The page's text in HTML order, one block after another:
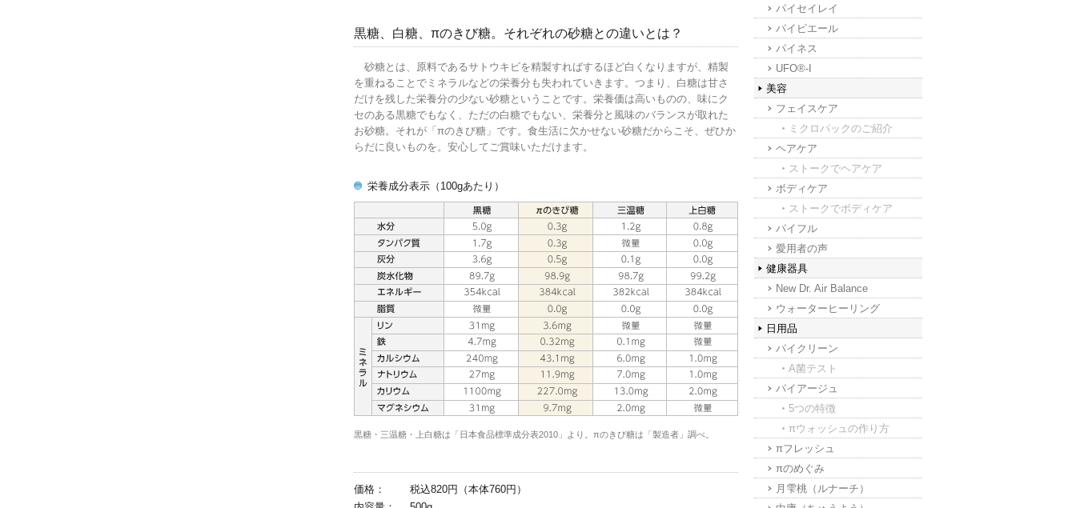
黒糖、白糖、πのきび糖。それぞれの砂糖との違いとは？
砂糖とは、原料であるサトウキビを精製すればするほど白くなりますが、精製
を重ねることでミネラルなどの栄養分も失われていきます。つまり、白糖は甘さ
だけを残した栄養分の少ない砂糖ということです。栄養価は高いものの、味にク
セのある黒糖でもなく、ただの白糖でもない、栄養分と風味のバランスが取れた
お砂糖。それが「πのきび糖」です。食生活に欠かせない砂糖だからこそ、ぜひか
らだに良いものを。安心してご賞味いただけます。
栄養成分表示（100gあたり）
黒糖・三温糖・上白糖は「日本食品標準成分表2010」より。πのきび糖は「製造者」調べ。
価格：
税込820円（本体760円）
パイセイレイ
パイピエール
パイネス
UFO®-I
美容
フェイスケア
ミクロパックのご紹介
ヘアケア
ストークでヘアケア
ボディケア
ストークでボディケア
パイフル
愛用者の声
健康器具
New Dr. Air Balance
ウォーターヒーリング
日用品
パイクリーン
A菌テスト
パイアージュ
5つの特徴
πウォッシュの作り方
πフレッシュ
πのめぐみ
月雫桃（ルナーチ）